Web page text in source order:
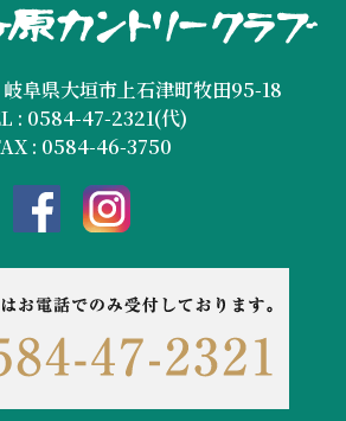
阜県大垣市上石津町牧田95-18
: 0584-47-2321(代)
: 0584-46-3750